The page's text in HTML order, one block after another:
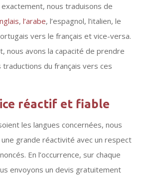
exactement, nous traduisons de
, l’arabe, l’espagnol, l’italien, le
vers le français et vice-versa.
nous avons la capacité de prendre
traductions du français vers ces
réactif et fiable
les langues concernées, nous
grande réactivité avec un respect
En l’occurrence, sur chaque
envoyons un devis gratuitement